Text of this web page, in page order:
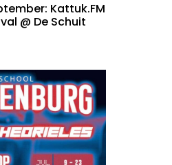
Kattuk.FM
@ De Schuit